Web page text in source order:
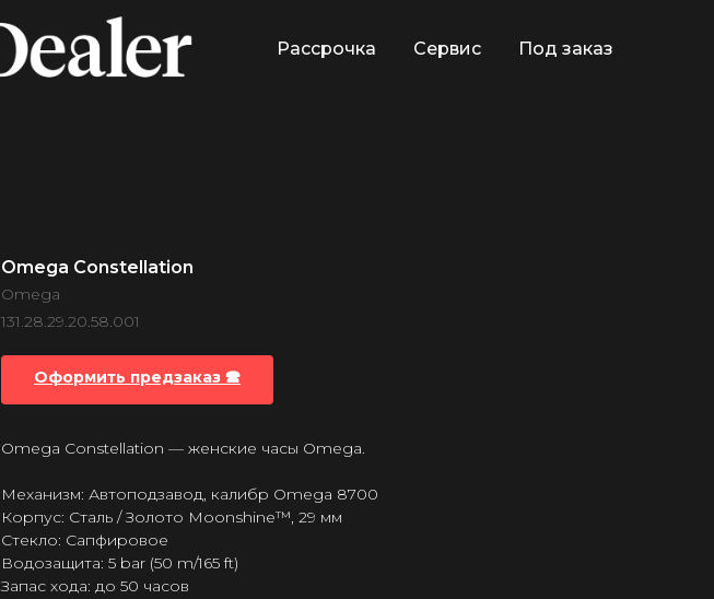
Рассрочка Сервис Под заказ
Omega Constellation
Omega
131.28.29.20.58.001
Оформить предзаказ 🕿
Omega Constellation — женские часы Omega.
Механизм: Автоподзавод, калибр Omega 8700
Корпус: Сталь / Золото Moonshine™, 29 мм
Стекло: Сапфировое
Водозащита: 5 bar (50 m/165 ft)
Запас хода: до 50 часов